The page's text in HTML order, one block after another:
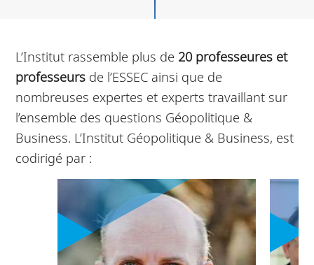
L’Institut rassemble plus de 20 professeures et
professeurs de l’ESSEC ainsi que de
nombreuses expertes et experts travaillant sur
l’ensemble des questions Géopolitique &
Business. L’Institut Géopolitique & Business, est
codirigé par :